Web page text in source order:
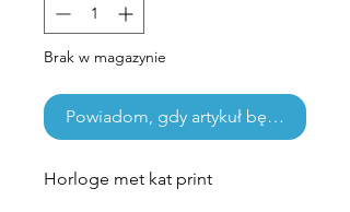
Brak w magazynie
Powiadom, gdy artykuł będzie
Horloge met kat print